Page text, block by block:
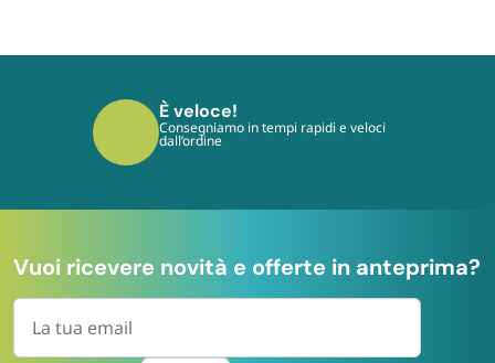
È veloce!
Consegniamo in tempi rapidi e veloci
dall’ordine
Vuoi ricevere novità e offerte in anteprima?